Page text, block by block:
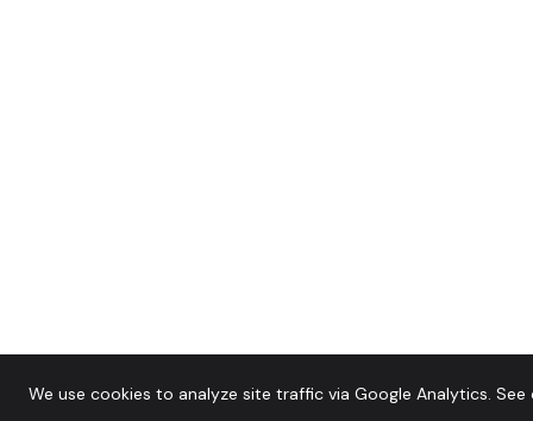
We use cookies to analyze site traffic via Google Analytics. See